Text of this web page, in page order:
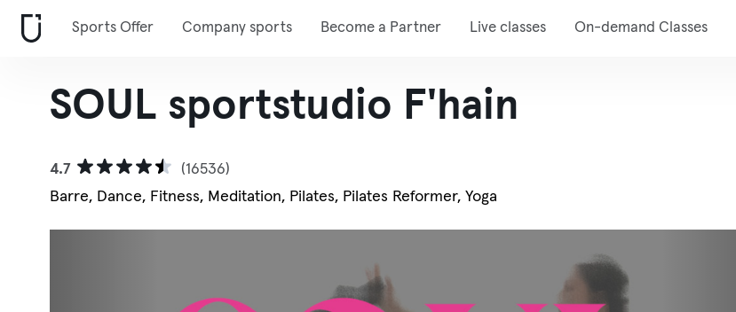
Sports Offer Company sports Become a Partner Live classes On-demand Classes
SOUL sportstudio F'hain
4.7
(16536)
Barre, Dance, Fitness, Meditation, Pilates, Pilates Reformer, Yoga